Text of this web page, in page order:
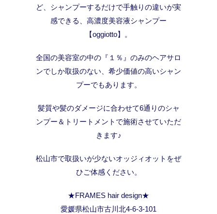
ど、シャンプーするだけで手触りの違いが実
感できる、高濃度美容液シャンプー
【oggiotto】。
全国の美容室の中の『１％』のみのヘアサロ
ンでしか取扱のない、希少価値の高いシャン
プーでもあります。
髪質や髪のダメージに合わせて6通りのシャ
ンプー＆トリートメントで施術させていただ
きます♪
松山市で取扱いが少ないオッジィオットをぜ
ひご体感ください。
★FRAMES hair design★
愛媛県松山市古川北4-6-3-101